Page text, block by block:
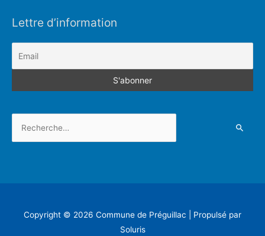
Lettre d’information
Copyright © 2026 Commune de Préguillac | Propulsé par
Soluris